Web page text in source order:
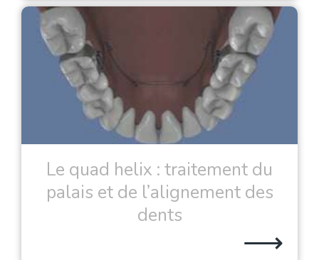
Le quad helix : traitement du
palais et de l’alignement des
dents
⟶